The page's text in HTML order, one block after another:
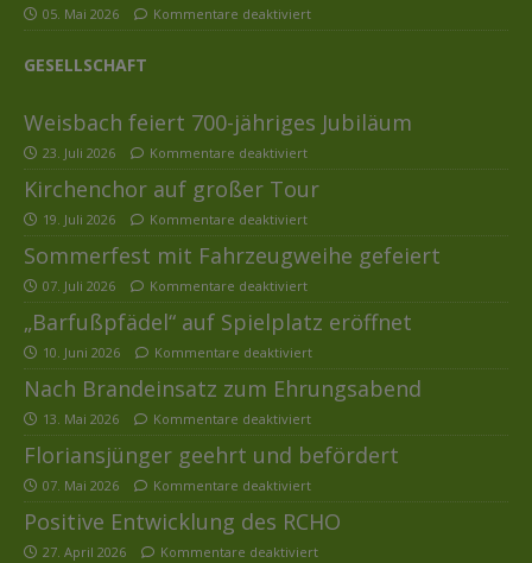
05. Mai 2026 Kommentare deaktiviert
GESELLSCHAFT
Weisbach feiert 700-jähriges Jubiläum
23. Juli 2026 Kommentare deaktiviert
Kirchenchor auf großer Tour
19. Juli 2026 Kommentare deaktiviert
Sommerfest mit Fahrzeugweihe gefeiert
07. Juli 2026 Kommentare deaktiviert
„Barfußpfädel“ auf Spielplatz eröffnet
10. Juni 2026 Kommentare deaktiviert
Nach Brandeinsatz zum Ehrungsabend
13. Mai 2026 Kommentare deaktiviert
Floriansjünger geehrt und befördert
07. Mai 2026 Kommentare deaktiviert
Positive Entwicklung des RCHO
27. April 2026 Kommentare deaktiviert